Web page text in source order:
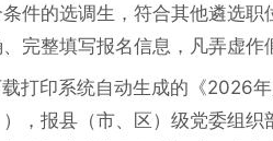
件的选调生，符合其他遴选
完整填写报名信息，凡弄虚作
打印系统自动生成的《2026
，报县（市、区）级党委组